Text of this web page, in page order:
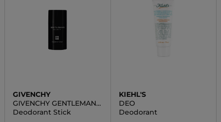
GIVENCHY
GIVENCHY GENTLEMAN
SOCIETY
Deodorant Stick
KIEHL'S
DEO
Deodorant